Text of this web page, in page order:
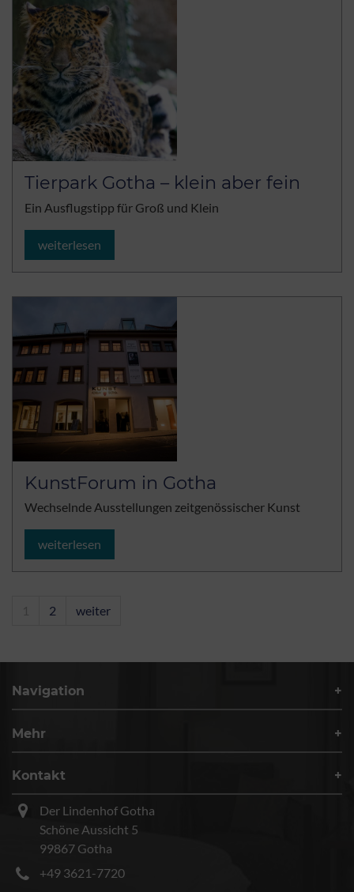
Tierpark Gotha – klein aber fein
Ein Ausflugstipp für Groß und Klein
weiterlesen
KunstForum in Gotha
Wechselnde Ausstellungen zeitgenössischer Kunst
weiterlesen
2 weiter
Navigation
Mehr
Kontakt
Der Lindenhof Gotha
Schöne Aussicht 5
99867 Gotha
+49 3621-7720